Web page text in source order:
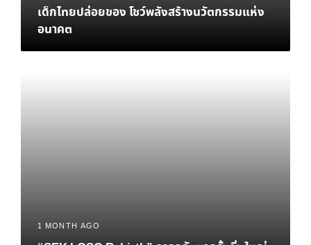
เด็กไทยปล่อยของ โชว์พลังสร้างนวัตกรรมแห่ง
อนาคต
1 MONTH AGO